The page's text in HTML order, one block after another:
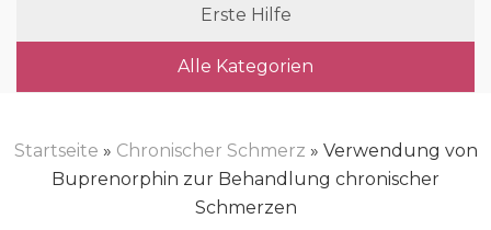
Erste Hilfe
Alle Kategorien
Startseite » Chronischer Schmerz » Verwendung von
Buprenorphin zur Behandlung chronischer
Schmerzen